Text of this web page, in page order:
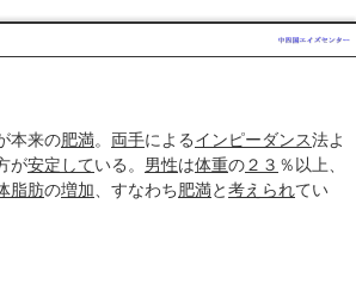
本来の肥満。 両手によるインピーダンス法よ
が安定している。 男性は体重の２３ ％以上、
脂肪の増加 、すなわち肥満と考えられてい